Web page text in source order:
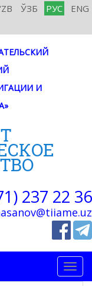
ЎЗБ РУС ENG
И
237 22 36